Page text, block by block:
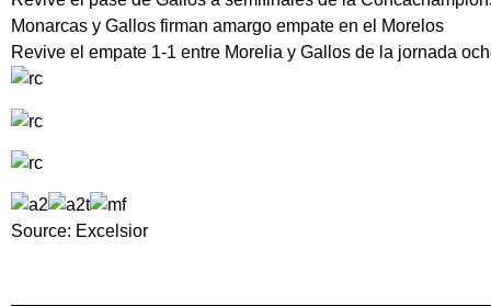
Monarcas y Gallos firman amargo empate en el Morelos
Revive el empate 1-1 entre Morelia y Gallos de la jornada
Source: Excelsior